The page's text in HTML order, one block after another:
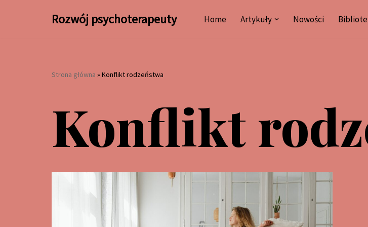
Rozwój psychoterapeuty Home Artykuły Nowości
Strona główna » Konflikt rodzeństwa
Konflikt